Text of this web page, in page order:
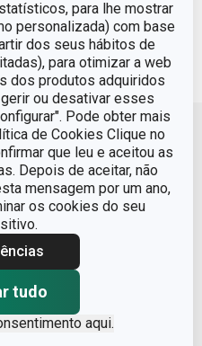
para lhe mostrar
personalizada) com base
dos seus hábitos de
para otimizar a web
dos produtos adquiridos
ou desativar esses
Pode obter mais
de Cookies Clique no
que leu e aceitou as
Depois de aceitar, não
mensagem por um ano,
os cookies do seu
tudo
aqui.
ao topo